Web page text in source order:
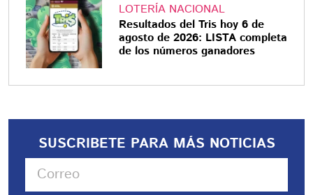
LOTERÍA NACIONAL
Resultados del Tris hoy 6 de
agosto de 2026: LISTA completa
de los números ganadores
SUSCRIBETE PARA MÁS NOTICIAS